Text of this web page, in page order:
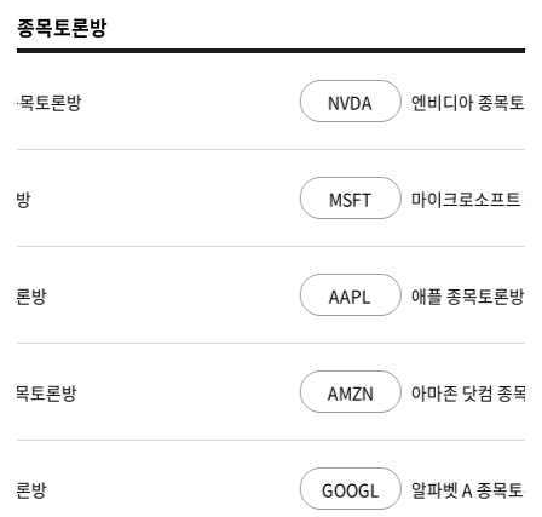
종목토론방
NVDA
마이크로소프트 종목토론방
AAPL
AMZN
GOOGL